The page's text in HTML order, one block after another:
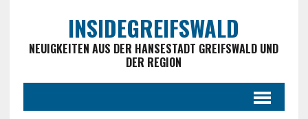
INSIDEGREIFSWALD
NEUIGKEITEN AUS DER HANSESTADT GREIFSWALD UND
DER REGION